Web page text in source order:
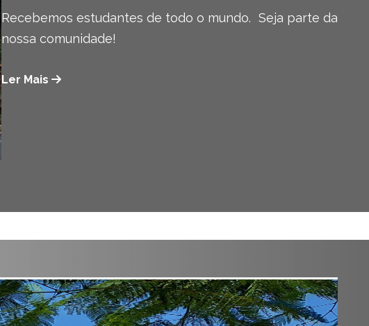
Recebemos estudantes de todo o mundo. Seja parte da
nossa comunidade!
Ler Mais